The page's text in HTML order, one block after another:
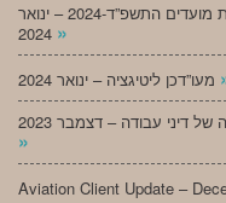
מעו”דכן רגולציה – צו הארכת תקופות ודחיית מועדים התשפ”ד-2024 – ינואר
»
דיני עבודה – דצמבר 2023
»
Aviation Client Update –